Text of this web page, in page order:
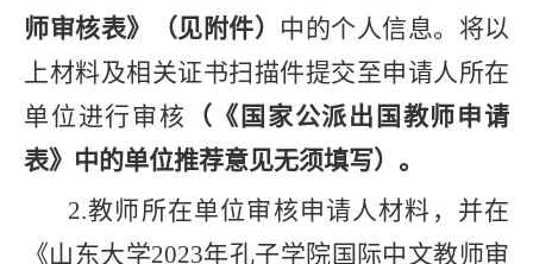
师审核表》
（见附件） 中的个人信息。 将以
上材料及相关证书扫描件提交至申请人所在
单位进行审核
（ 《国家公派出国教师申请
表》 中的单位推荐意见无须填写）。
2.教师所在单位审核申请人材料，并在
《山东大学2023年孔子学院国际中文教师审